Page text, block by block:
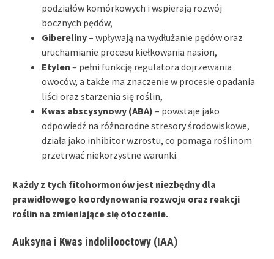
podziałów komórkowych i wspierają rozwój
bocznych pędów,
Gibereliny– wpływają na wydłużanie pędów oraz
uruchamianie procesu kiełkowania nasion,
Etylen – pełni funkcję regulatora dojrzewania
owoców, a także ma znaczenie w procesie opadania
liści oraz starzenia się roślin,
Kwas abscysynowy (ABA) – powstaje jako
odpowiedź na różnorodne stresory środowiskowe,
działa jako inhibitor wzrostu, co pomaga roślinom
przetrwać niekorzystne warunki.
Każdy z tych fitohormonów jest niezbędny dla
prawidłowego koordynowania rozwoju oraz reakcji
roślin na zmieniające się otoczenie.
Auksyna i Kwas indolilooctowy (IAA)